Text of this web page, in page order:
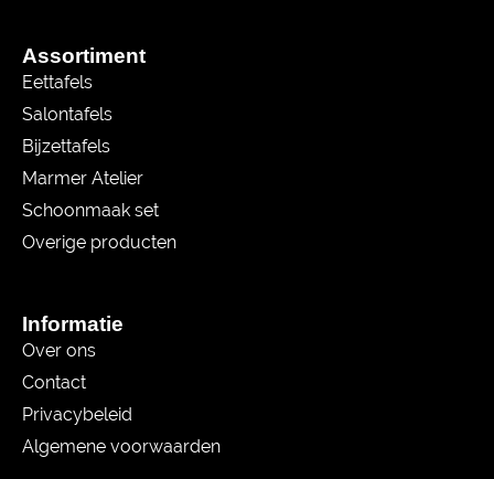
Assortiment
Eettafels
Salontafels
Bijzettafels
Marmer Atelier
Schoonmaak set
Overige producten
Informatie
Over ons
Contact
Privacybeleid
Algemene voorwaarden